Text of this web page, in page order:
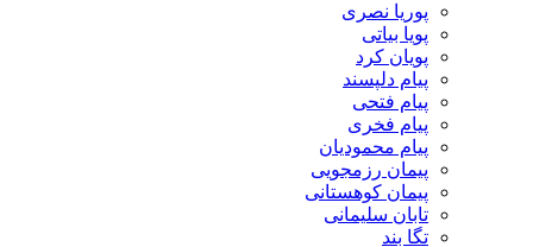
پوریا نصری
پویا بیاتی
پویان کرد
پیام دلپسند
پیام فتحی
پیام فخری
پیام محمودیان
پیمان رزمجویی
پیمان کوهستانی
تابان سلیمانی